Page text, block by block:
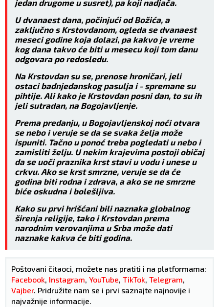
jedan drugome u susret), pa koji nadjača.
U dvanaest dana, počinjući od Božića, a
zaključno s Krstovdanom, ogleda se dvanaest
meseci godine koja dolazi, pa kakvo je vreme
kog dana takvo će biti u mesecu koji tom danu
odgovara po redosledu.
Na Krstovdan su se, prenose hroničari, jeli
ostaci badnjedanskog pasulja i - spremane su
pihtije. Ali kako je Krstovdan posni dan, to su ih
jeli sutradan, na Bogojavljenje.
Prema predanju, u Bogojavljenskoj noći otvara
se nebo i veruje se da se svaka želja može
ispuniti. Tačno u ponoć treba pogledati u nebo i
zamisliti želju. U nekim krajevima postoji običaj
da se uoči praznika krst stavi u vodu i unese u
crkvu. Ako se krst smrzne, veruje se da će
godina biti rodna i zdrava, a ako se ne smrzne
biće oskudna i bolešljiva.
Kako su prvi hrišćani bili naznaka globalnog
širenja religije, tako i Krstovdan prema
narodnim verovanjima u Srba može dati
naznake kakva će biti godina.
Poštovani čitaoci, možete nas pratiti i na platformama:
Facebook Instagram YouTube TikTok Telegram
Vajber. Pridružite nam se i prvi saznajte najnovije i
najvažnije informacije.